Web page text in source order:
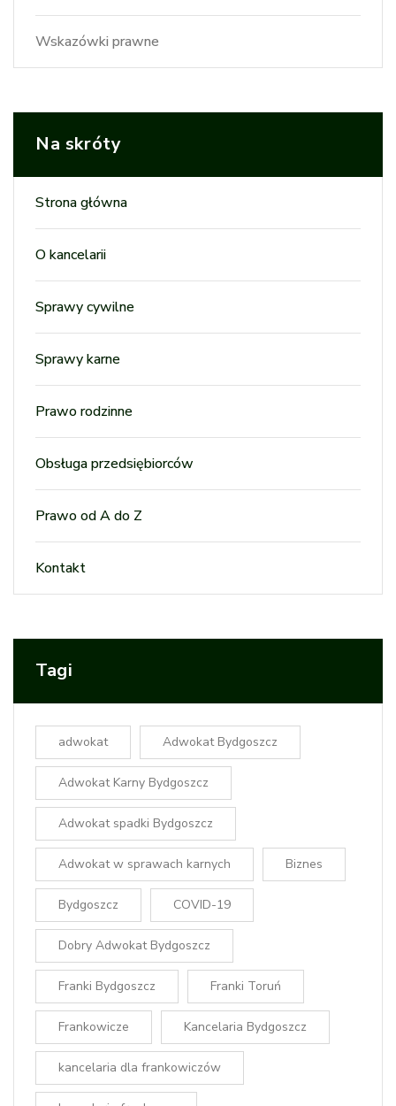
Wskazówki prawne
Na skróty
Strona główna
O kancelarii
Sprawy cywilne
Sprawy karne
Prawo rodzinne
Obsługa przedsiębiorców
Prawo od A do Z
Kontakt
Tagi
adwokat Adwokat Bydgoszcz
Adwokat Karny Bydgoszcz
Adwokat spadki Bydgoszcz
Adwokat w sprawach karnych Biznes
Bydgoszcz COVID-19
Dobry Adwokat Bydgoszcz
Franki Bydgoszcz Franki Toruń
Frankowicze Kancelaria Bydgoszcz
kancelaria dla frankowiczów